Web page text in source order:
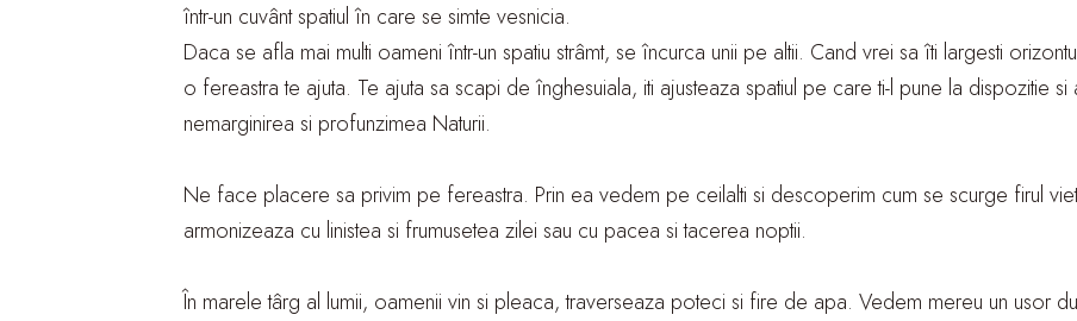
într-un cuvânt spatiul în care se simte vesnicia.
Daca se afla mai multi oameni într-un spatiu strâmt, se încurca unii pe altii. Cand vrei sa îti largesti
o fereastra te ajuta. Te ajuta sa scapi de înghesuiala, iti ajusteaza spatiul pe care ti-l pune la dispozitie
nemarginirea si profunzimea Naturii.
Ne face placere sa privim pe fereastra. Prin ea vedem pe ceilalti si descoperim cum se scurge firul
armonizeaza cu linistea si frumusetea zilei sau cu pacea si tacerea noptii.
În marele târg al lumii, oamenii vin si pleaca, traverseaza poteci si fire de apa. Vedem mereu un usor